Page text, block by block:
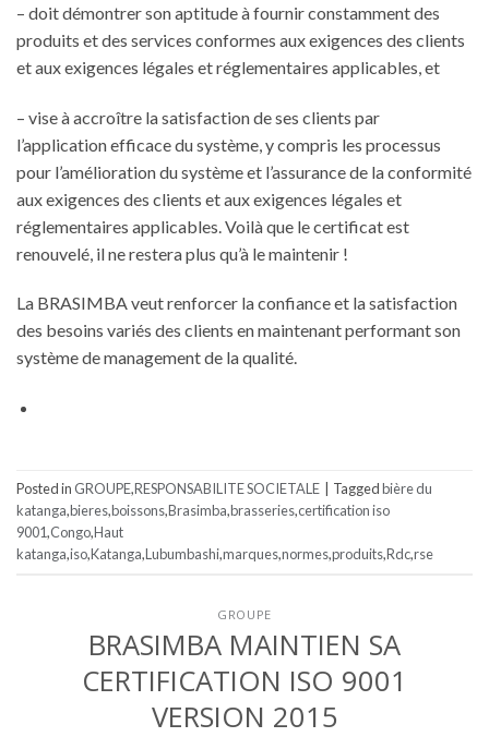
– doit démontrer son aptitude à fournir constamment des
produits et des services conformes aux exigences des clients
et aux exigences légales et réglementaires applicables, et
– vise à accroître la satisfaction de ses clients par
l’application efficace du système, y compris les processus
pour l’amélioration du système et l’assurance de la conformité
aux exigences des clients et aux exigences légales et
réglementaires applicables. Voilà que le certificat est
renouvelé, il ne restera plus qu’à le maintenir !
La BRASIMBA veut renforcer la confiance et la satisfaction
des besoins variés des clients en maintenant performant son
système de management de la qualité.
Posted in GROUPE,RESPONSABILITE SOCIETALE Taggedbière du
katanga,bieres,boissons,Brasimba,brasseries,certification iso
9001,Congo,Haut
katanga,iso,Katanga,Lubumbashi,marques,normes,produits,Rdc,rse
GROUPE
BRASIMBA MAINTIEN SA
CERTIFICATION ISO 9001
VERSION 2015